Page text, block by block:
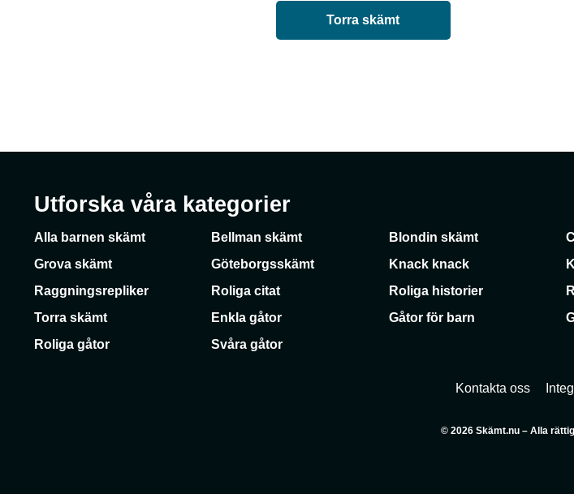
Torra skämt
Utforska våra kategorier
Alla barnen skämt Bellman skämt Blondin skämt
Grova skämt
Göteborgsskämt Knack knack
Raggningsrepliker
Roliga citat Roliga historier
Torra skämt
Enkla gåtor Gåtor för barn
Roliga gåtor
Svåra gåtor
Kontakta oss
© 2026 Skämt.nu – Alla